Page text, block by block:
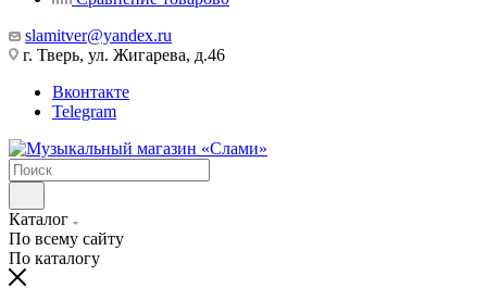
slamitver@yandex.ru
г. Тверь, ул. Жигарева, д.46
Вконтакте
Telegram
Каталог
По всему сайту
По каталогу